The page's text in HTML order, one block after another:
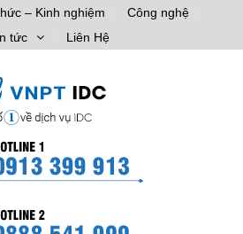
– Kinh nghiệm
Công nghệ
tức
Liên Hệ